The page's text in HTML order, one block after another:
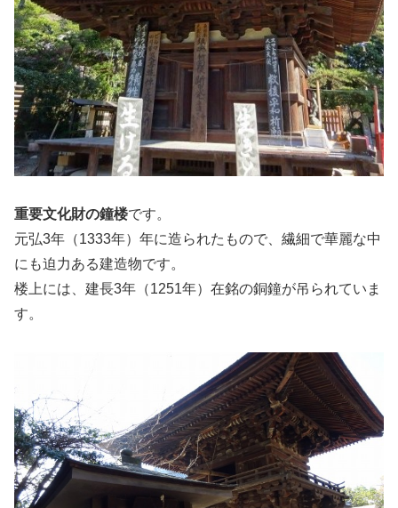
重要文化財の鐘楼です。
元弘3年（1333年）年に造られたもので、繊細で華麗な中
にも迫力ある建造物です。
楼上には、建長3年（1251年）在銘の銅鐘が吊られていま
す。